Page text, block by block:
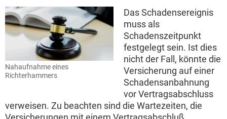
Nahaufnahme eines
Richterhammers
Das Schadensereignis
muss als
Schadenszeitpunkt
festgelegt sein. Ist dies
nicht der Fall, könnte die
Versicherung auf einer
Schadensanbahnung
vor Vertragsabschluss
verweisen. Zu beachten sind die Wartezeiten, die